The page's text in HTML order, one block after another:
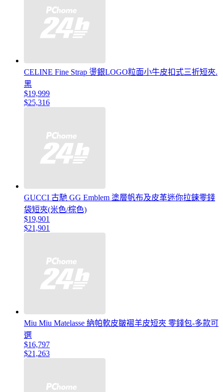
CELINE Fine Strap 燙銀LOGO粒面小牛皮扣式三折短夾.
黑
$19,999
$25,316
GUCCI 古馳 GG Emblem 塗層帆布及皮革迷你拉鍊零錢
袋短夾(米色/棕色)
$19,901
$21,901
Miu Miu Matelasse 納帕軟皮皺褶羊皮短夾 零錢包-多款可
選
$16,797
$21,263